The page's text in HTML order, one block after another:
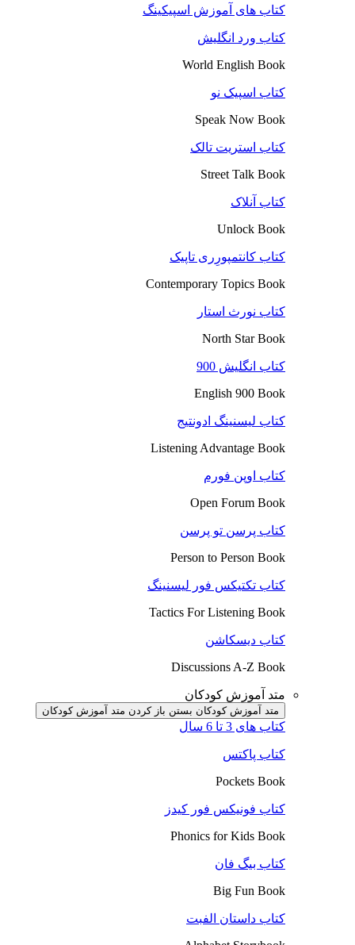
کتاب های آموزش اسپیکینگ
کتاب ورد انگلیش
World English Book
کتاب اسپیک نو
Speak Now Book
کتاب استریت تالک
Street Talk Book
کتاب آنلاک
Unlock Book
کتاب کانتمپورِری تاپیک
Contemporary Topics Book
کتاب نورث استار
North Star Book
کتاب انگلیش 900
English 900 Book
کتاب لیسنینگ ادونتیج
Listening Advantage Book
کتاب اوپن فورم
Open Forum Book
کتاب پرسن تو پرسن
Person to Person Book
کتاب تکتیکس فور لیسنینگ
Tactics For Listening Book
کتاب دیسکاشن
Discussions A-Z Book
متد آموزش کودکان
متد آموزش کودکان بستن باز کردن متد آموزش کودکان
کتاب های 3 تا 6 سال
کتاب پاکتس
Pockets Book
کتاب فونیکس فور کیدز
Phonics for Kids Book
کتاب بیگ فان
Big Fun Book
کتاب داستان الفبت